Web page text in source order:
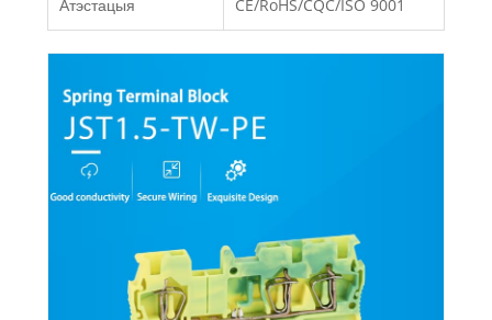
Атэстацыя CE/RoHS/CQC/ISO 9001